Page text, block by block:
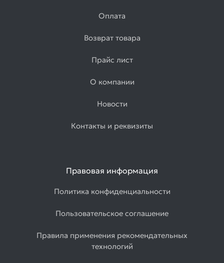
Оплата
Возврат товара
Прайс лист
О компании
Новости
Контакты и реквизиты
Правовая информация
Политика конфиденциальности
Пользовательское соглашение
Правила применения рекомендательных
технологий